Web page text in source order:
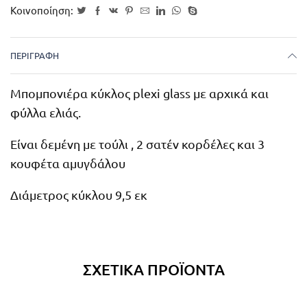
Κοινοποίηση:
ΠΕΡΙΓΡΑΦΉ
Μπομπονιέρα κύκλος plexi glass με αρχικά και
φύλλα ελιάς.
Είναι δεμένη με τούλι , 2 σατέν κορδέλες και 3
κουφέτα αμυγδάλου
Διάμετρος κύκλου 9,5 εκ
ΣΧΕΤΙΚΆ ΠΡΟΪΌΝΤΑ